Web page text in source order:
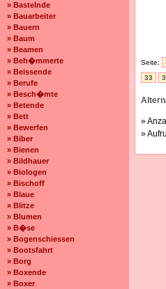
» Bastelnde
» Bauarbeiter
» Bauern
» Baum
» Beamen
» Beh�mmerte
» Beissende
» Berufe
» Besch�mte
» Betende
» Bett
» Bewerfen
» Biber
» Bienen
» Bildhauer
» Biologen
» Bischoff
» Blaue
» Blitze
» Blumen
» B�se
» Bogenschiessen
» Bootsfahrt
» Borg
» Boxende
» Boxer
Seite:
33
»
»